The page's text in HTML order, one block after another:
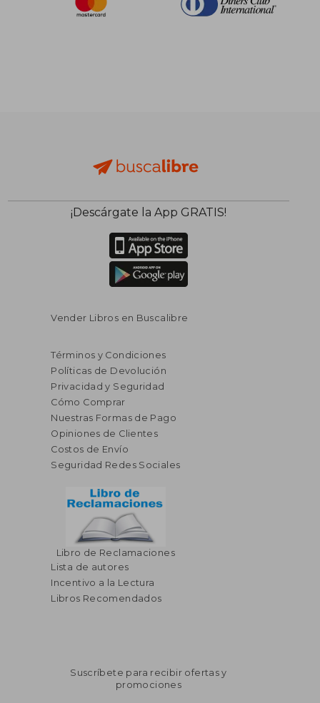
¡Descárgate la App GRATIS!
Vender Libros en Buscalibre
Términos y Condiciones
Políticas de Devolución
Privacidad y Seguridad
Cómo Comprar
Nuestras Formas de Pago
Opiniones de Clientes
Costos de Envío
Seguridad Redes Sociales
Libro de Reclamaciones
Lista de autores
Incentivo a la Lectura
Libros Recomendados
Suscríbete para recibir ofertas y
promociones